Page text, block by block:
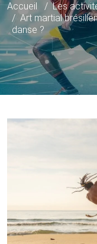
Accueil
Les
Art martial
danse ?